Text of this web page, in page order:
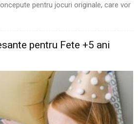
pentru jocuri originale, care vor
pentru Fete +5 ani